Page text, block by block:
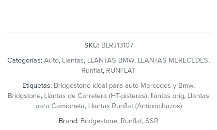
SKU: BLRJ13107
Categorías: Auto, Llantas, LLANTAS BMW, LLANTAS MERECEDES,
Runflat, RUNFLAT
Etiquetas: Bridgestone ideal para auto Mercedes y Bmw,
Bridgstone, Llantas de Carretera (HT-pisteras), llantas orig, Llantas
para Camioneta, Llantas Runflat (Antipinchazos)
Brand: Bridgestone, Runflat, SSR